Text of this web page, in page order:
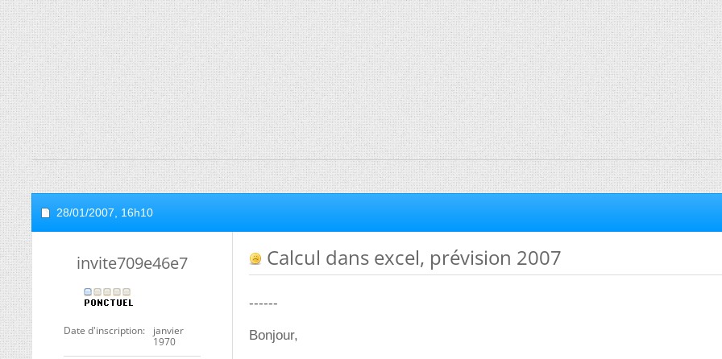
28/01/2007, 16h10
invite709e46e7
Date d'inscription
janvier
1970
Calcul dans excel, prévision 2007
------
Bonjour,